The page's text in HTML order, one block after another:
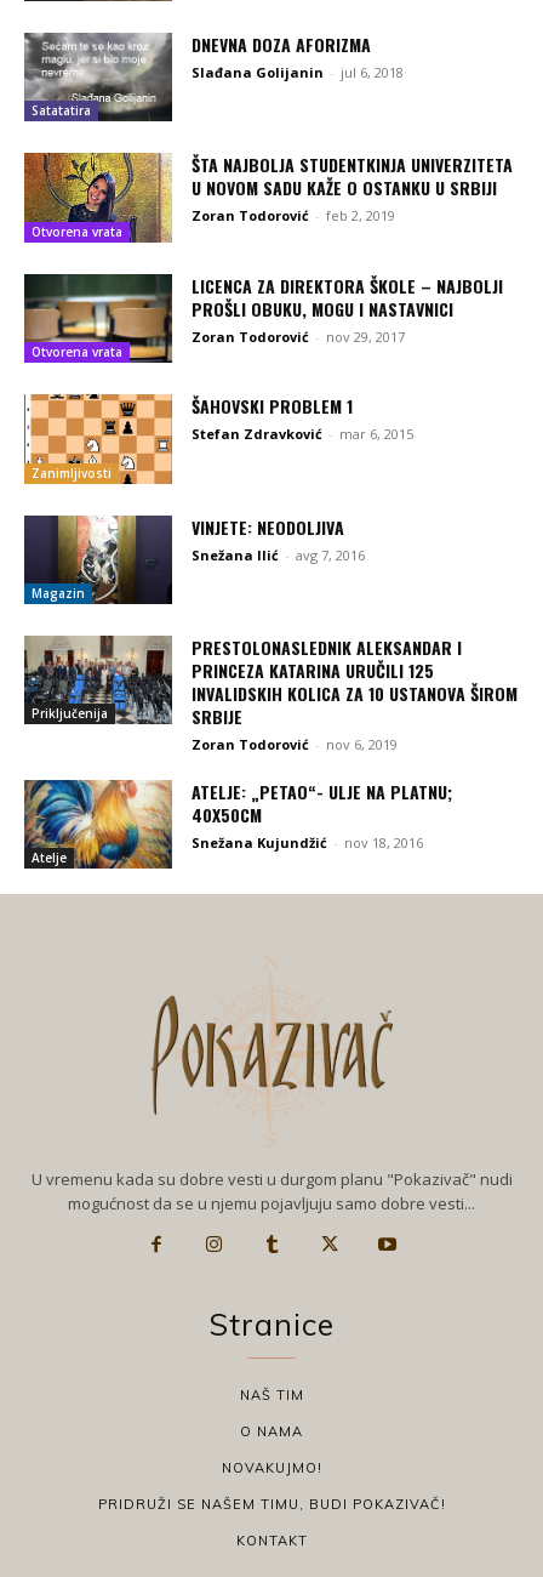
Satatatira
DNEVNA DOZA AFORIZMA
Slađana Golijanin - jul 6, 2018
Otvorena vrata
ŠTA NAJBOLJA STUDENTKINJA UNIVERZITETA
U NOVOM SADU KAŽE O OSTANKU U SRBIJI
Zoran Todorović - feb 2, 2019
Otvorena vrata
LICENCA ZA DIREKTORA ŠKOLE – NAJBOLJI
PROŠLI OBUKU, MOGU I NASTAVNICI
Zoran Todorović - nov 29, 2017
Zanimljivosti
ŠAHOVSKI PROBLEM 1
Stefan Zdravković - mar 6, 2015
Magazin
VINJETE: NEODOLJIVA
Snežana Ilić - avg 7, 2016
Priključenija
PRESTOLONASLEDNIK ALEKSANDAR I
PRINCEZA KATARINA URUČILI 125
INVALIDSKIH KOLICA ZA 10 USTANOVA ŠIROM
SRBIJE
Zoran Todorović - nov 6, 2019
Atelje
ATELJE: „PETAO“- ULJE NA PLATNU;
40X50CM
Snežana Kujundžić - nov 18, 2016
U vremenu kada su dobre vesti u durgom planu "Pokazivač" nudi
mogućnost da se u njemu pojavljuju samo dobre vesti...
Stranice
NAŠ TIM
O NAMA
NOVAKUJMO!
PRIDRUŽI SE NAŠEM TIMU, BUDI POKAZIVAČ!
KONTAKT